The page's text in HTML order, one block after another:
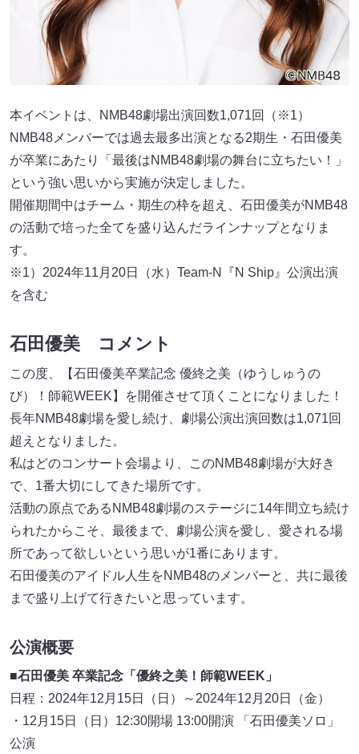
本イベントは、NMB48劇場出演回数1,071回（※1）
NMB48メンバーでは過去最多出演となる2期生・石田優美
が卒業にあたり「最後はNMB48劇場の舞台に立ちたい！」
という強い思いから実施が決定しました。
開催期間中はチーム・期生の枠を超え、石田優美がNMB48
の活動で培った全てを盛り込んだラインナップとなりま
す。
※1）2024年11月20日（水）Team-N『N Ship』公演出演
を含む
石田優美 コメント
この度、【石田優美卒業記念 優終之美（ゆうしゅうの
び）！師範WEEK】を開催させて頂くことになりました！
長年NMB48劇場を愛し続け、劇場公演出演回数は1,071回
超えとなりました。
私はどのコンサート会場より、このNMB48劇場が大好き
で、1番大切にしてきた場所です。
活動の原点であるNMB48劇場のステージに14年間立ち続け
られたからこそ、最後まで、劇場公演を愛し、愛される場
所であって欲しいという思いが1番にあります。
石田優美のアイドル人生をNMB48のメンバーと、共に最後
まで盛り上げて行きたいと思っています。
公演概要
■石田優美 卒業記念「優終之美！師範WEEK」
日程：2024年12月15日（日）～2024年12月20日（金）
・12月15日（日）12:30開場 13:00開演 「石田優美ソロ」
公演